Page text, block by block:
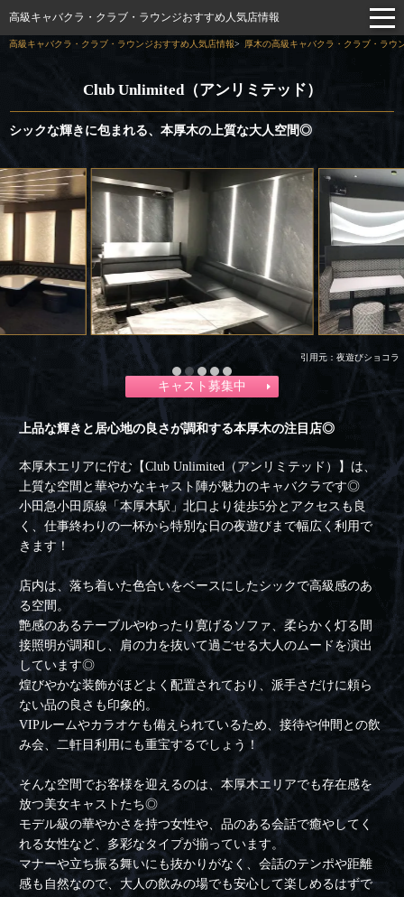
高級キャバクラ・クラブ・ラウンジおすすめ人気店情報
高級キャバクラ・クラブ・ラウンジおすすめ人気店情報 厚木の高級キャバクラ・クラブ・ラウ
Club Unlimited（アンリミテッド）
シックな輝きに包まれる、本厚木の上質な大人空間◎
引用元：夜遊びショコラ
キャスト募集中
上品な輝きと居心地の良さが調和する本厚木の注目店◎
本厚木エリアに佇む【Club Unlimited（アンリミテッド）】は、
上質な空間と華やかなキャスト陣が魅力のキャバクラです◎
小田急小田原線「本厚木駅」北口より徒歩5分とアクセスも良
く、仕事終わりの一杯から特別な日の夜遊びまで幅広く利用で
きます！
店内は、落ち着いた色合いをベースにしたシックで高級感のあ
る空間。
艶感のあるテーブルやゆったり寛げるソファ、柔らかく灯る間
接照明が調和し、肩の力を抜いて過ごせる大人のムードを演出
しています◎
煌びやかな装飾がほどよく配置されており、派手さだけに頼ら
ない品の良さも印象的。
VIPルームやカラオケも備えられているため、接待や仲間との飲
み会、二軒目利用にも重宝するでしょう！
そんな空間でお客様を迎えるのは、本厚木エリアでも存在感を
放つ美女キャストたち◎
モデル級の華やかさを持つ女性や、品のある会話で癒やしてく
れる女性など、多彩なタイプが揃っています。
マナーや立ち振る舞いにも抜かりがなく、会話のテンポや距離
感も自然なので、大人の飲みの場でも安心して楽しめるはずで